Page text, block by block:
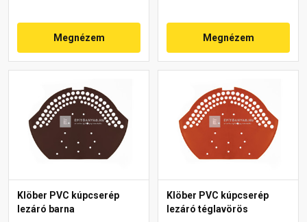
Megnézem Megnézem
Klöber PVC kúpcserép
lezáró barna
Klöber PVC kúpcserép
lezáró téglavörös